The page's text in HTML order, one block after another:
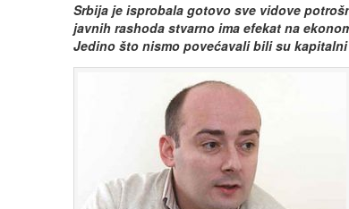
Srbija je isprobala gotovo sve vidove
javnih rashoda stvarno ima efekat na
Jedino što nismo povećavali bili su